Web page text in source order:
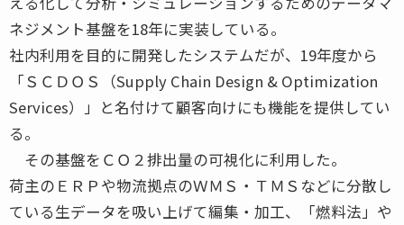
ネジメント基盤を18年に実装している。
社内利用を目的に開発したシステムだが、19年度から
「ＳＣＤＯＳ（Supply Chain Design & Optimization
Services）」と名付けて顧客向けにも機能を提供してい
る。
その基盤をＣＯ２排出量の可視化に利用した。
荷主のＥＲＰや物流拠点のＷＭＳ・ＴＭＳなどに分散し
ている生データを吸い上げて編集・加工、「燃料法」や